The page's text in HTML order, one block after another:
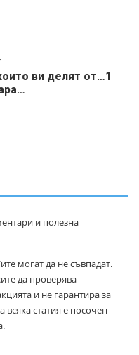
ви делят от…1
и полезна
могат да не съвпадат.
да проверява
и не гарантира за
всяка статия е посочен